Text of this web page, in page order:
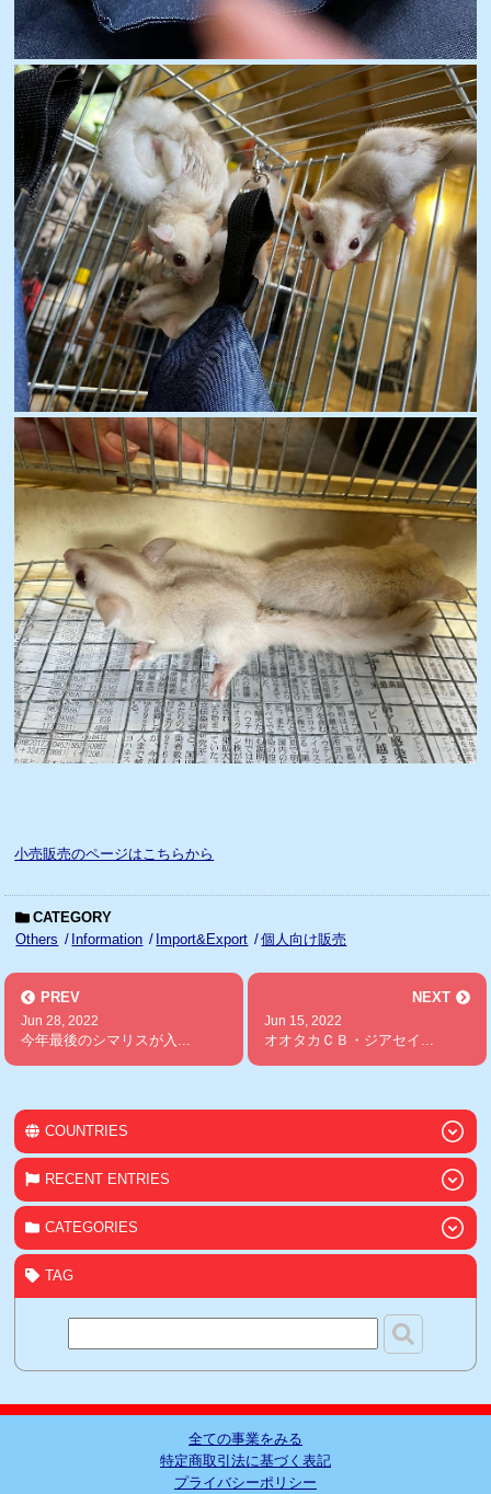
小売販売のページはこちらから
CATEGORY
Others
Information Import&Export 個人向け販売
PREV
Jun 28, 2022
今年最後のシマリスが入...
NEXT
Jun 15, 2022
オオタカＣＢ・ジアセイ...
COUNTRIES
RECENT ENTRIES
CATEGORIES
TAG
全ての事業をみる
特定商取引法に基づく表記
プライバシーポリシー